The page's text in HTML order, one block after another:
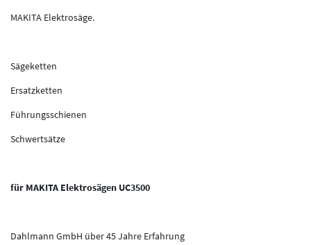
MAKITA Elektrosäge.
Sägeketten
Ersatzketten
Führungsschienen
Schwertsätze
für MAKITA Elektrosägen UC3500
Dahlmann GmbH über 45 Jahre Erfahrung